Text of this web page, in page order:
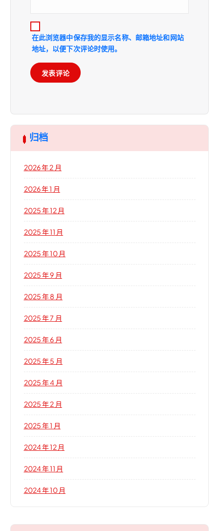
在此浏览器中保存我的显示名称、邮箱地址和网站
地址，以便下次评论时使用。
归档
2026 年 2 月
2026 年 1 月
2025 年 12 月
2025 年 11 月
2025 年 10 月
2025 年 9 月
2025 年 8 月
2025 年 7 月
2025 年 6 月
2025 年 5 月
2025 年 4 月
2025 年 2 月
2025 年 1 月
2024 年 12 月
2024 年 11 月
2024 年 10 月